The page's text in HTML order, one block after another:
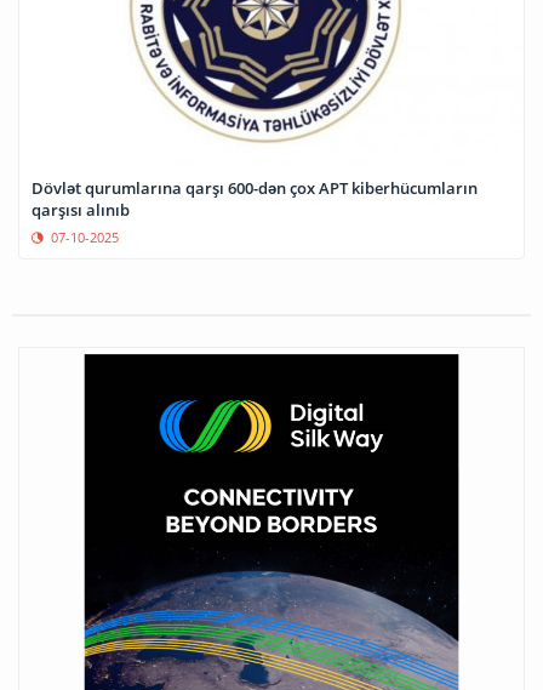
Dövlət qurumlarına qarşı 600-dən çox APT kiberhücumların
qarşısı alınıb
07-10-2025